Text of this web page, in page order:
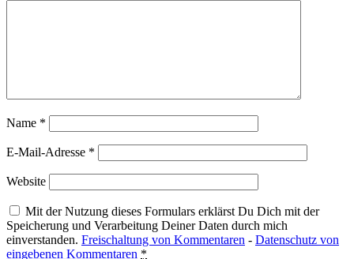
Name *
E-Mail-Adresse *
Website
Mit der Nutzung dieses Formulars erklärst Du Dich mit der
Speicherung und Verarbeitung Deiner Daten durch mich
einverstanden. Freischaltung von Kommentaren - Datenschutz von
eingebenen Kommentaren *